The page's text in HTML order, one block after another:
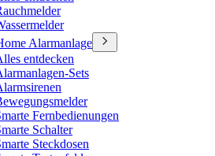
Alarmanlage
entdecken
Sets
Fernbedienungen
Schalter
Steckdosen